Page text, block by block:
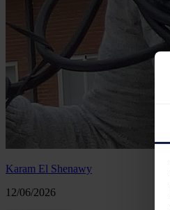
Karam El Shenawy
12/06/2026